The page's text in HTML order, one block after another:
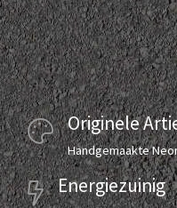
Originele
Handgemaakte
Energiezuinig